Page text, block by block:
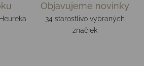
Objavujeme novinky
34 starostlivo vybraných
značiek